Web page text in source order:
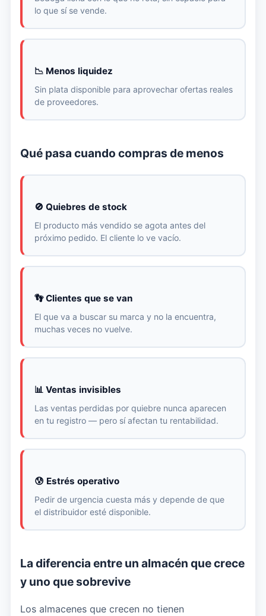
lo que sí se vende.
📉 Menos liquidez
Sin plata disponible para aprovechar ofertas reales
de proveedores.
Qué pasa cuando compras de menos
🚫 Quiebres de stock
El producto más vendido se agota antes del
próximo pedido. El cliente lo ve vacío.
👣 Clientes que se van
El que va a buscar su marca y no la encuentra,
muchas veces no vuelve.
📊 Ventas invisibles
Las ventas perdidas por quiebre nunca aparecen
en tu registro — pero sí afectan tu rentabilidad.
😰 Estrés operativo
Pedir de urgencia cuesta más y depende de que
el distribuidor esté disponible.
La diferencia entre un almacén que crece
y uno que sobrevive
Los almacenes que crecen no tienen